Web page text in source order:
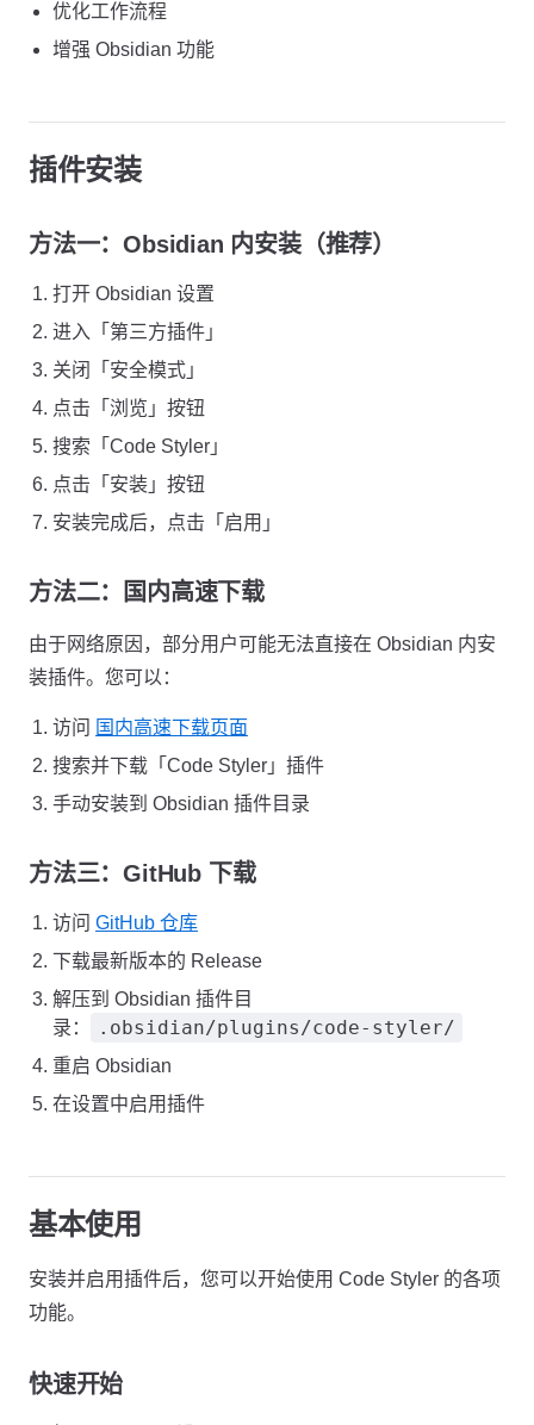
优化工作流程
增强 Obsidian 功能
插件安装
方法一：Obsidian 内安装（推荐）
打开 Obsidian 设置
进入「第三方插件」
关闭「安全模式」
点击「浏览」按钮
搜索「Code Styler」
点击「安装」按钮
安装完成后，点击「启用」
方法二：国内高速下载
由于网络原因，部分用户可能无法直接在 Obsidian 内安
装插件。您可以：
访问 国内高速下载页面
搜索并下载「Code Styler」插件
手动安装到 Obsidian 插件目录
方法三：GitHub 下载
访问 GitHub 仓库
下载最新版本的 Release
解压到 Obsidian 插件目
录：
.obsidian/plugins/code-styler/
重启 Obsidian
在设置中启用插件
基本使用
安装并启用插件后，您可以开始使用 Code Styler 的各项
功能。
快速开始